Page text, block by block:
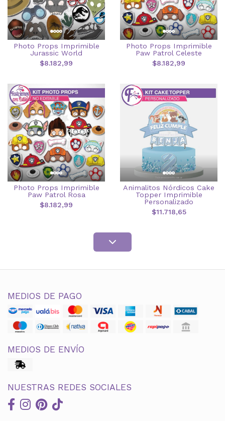
Photo Props Imprimible
Jurassic World
$8.182,99
Photo Props Imprimible
Paw Patrol Celeste
$8.182,99
Photo Props Imprimible
Paw Patrol Rosa
$8.182,99
Animalitos Nórdicos Cake
Topper Imprimible
Personalizado
$11.718,65
MEDIOS DE PAGO
MEDIOS DE ENVÍO
NUESTRAS REDES SOCIALES